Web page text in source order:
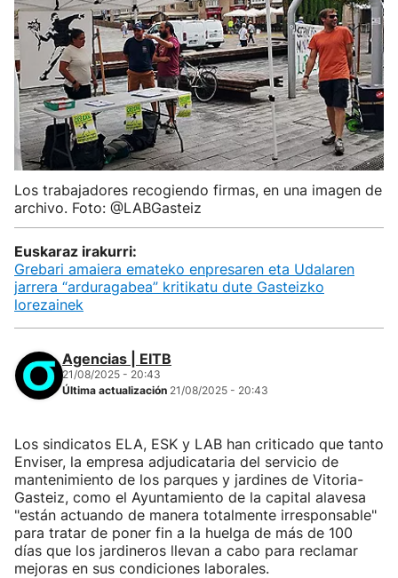
Los trabajadores recogiendo firmas, en una imagen de
archivo. Foto: @LABGasteiz
Euskaraz irakurri:
Grebari amaiera emateko enpresaren eta Udalaren
jarrera “arduragabea” kritikatu dute Gasteizko
lorezainek
Agencias | EITB
21/08/2025 - 20:43
Última actualización 21/08/2025 - 20:43
Los sindicatos ELA, ESK y LAB han criticado que tanto
Enviser, la empresa adjudicataria del servicio de
mantenimiento de los parques y jardines de Vitoria-
Gasteiz, como el Ayuntamiento de la capital alavesa
"están actuando de manera totalmente irresponsable"
para tratar de poner fin a la huelga de más de 100
días que los jardineros llevan a cabo para reclamar
mejoras en sus condiciones laborales.